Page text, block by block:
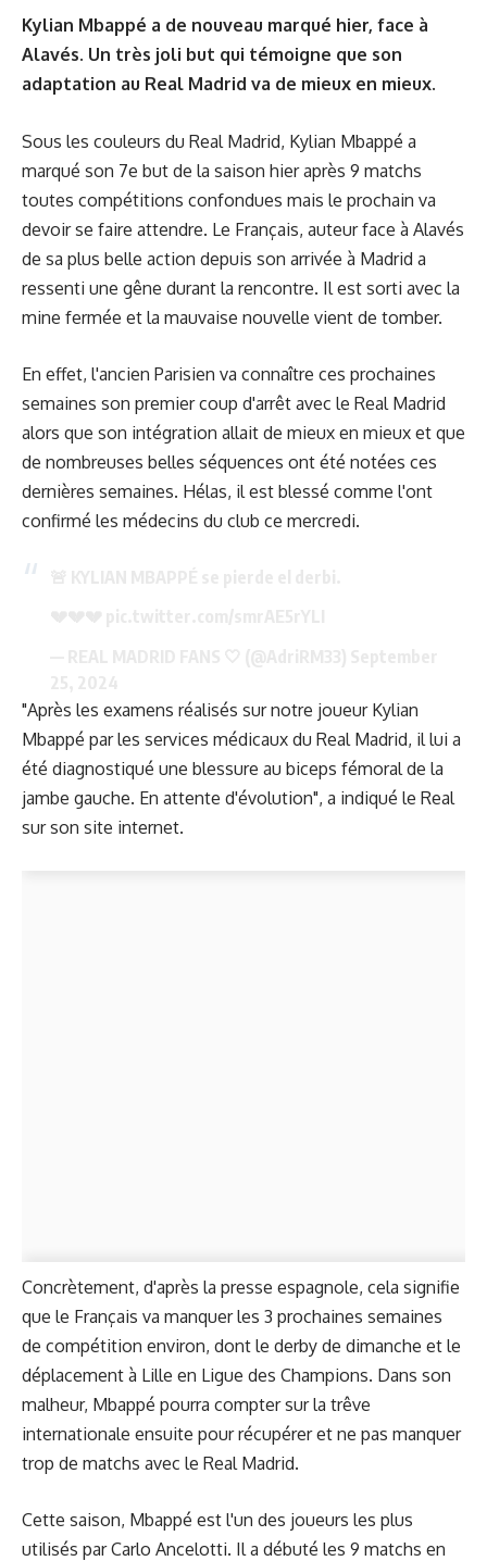
Kylian Mbappé a de nouveau marqué hier, face à
Alavés. Un très joli but qui témoigne que son
adaptation au Real Madrid va de mieux en mieux.
Sous les couleurs du Real Madrid, Kylian Mbappé a
marqué son 7e but de la saison hier après 9 matchs
toutes compétitions confondues mais le prochain va
devoir se faire attendre. Le Français, auteur face à Alavés
de sa plus belle action depuis son arrivée à Madrid a
ressenti une gêne durant la rencontre. Il est sorti avec la
mine fermée et la mauvaise nouvelle vient de tomber.
En effet, l'ancien Parisien va connaître ces prochaines
semaines son premier coup d'arrêt avec le Real Madrid
alors que son intégration allait de mieux en mieux et que
de nombreuses belles séquences ont été notées ces
dernières semaines. Hélas, il est blessé comme l'ont
confirmé les médecins du club ce mercredi.
"Après les examens réalisés sur notre joueur Kylian
Mbappé par les services médicaux du Real Madrid, il lui a
été diagnostiqué une blessure au biceps fémoral de la
jambe gauche. En attente d'évolution", a indiqué le Real
sur son site internet.
Concrètement, d'après la presse espagnole, cela signifie
que le Français va manquer les 3 prochaines semaines
de compétition environ, dont le derby de dimanche et le
déplacement à Lille en Ligue des Champions. Dans son
malheur, Mbappé pourra compter sur la trêve
internationale ensuite pour récupérer et ne pas manquer
trop de matchs avec le Real Madrid.
Cette saison, Mbappé est l'un des joueurs les plus
utilisés par Carlo Ancelotti. Il a débuté les 9 matchs en